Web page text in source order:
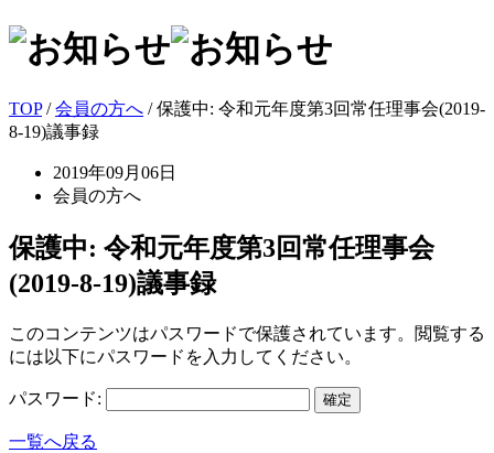
TOP/会員の方へ / 保護中: 令和元年度第3回常任理事会(2019-
8-19)議事録
2019年09月06日
会員の方へ
保護中: 令和元年度第3回常任理事会
(2019-8-19)議事録
このコンテンツはパスワードで保護されています。閲覧する
には以下にパスワードを入力してください。
パスワード:
一覧へ戻る